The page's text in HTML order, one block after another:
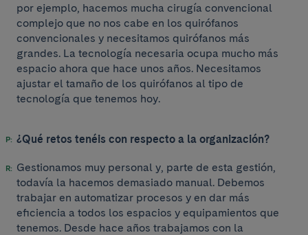
por ejemplo, hacemos mucha cirugía convencional
complejo que no nos cabe en los quirófanos
convencionales y necesitamos quirófanos más
grandes. La tecnología necesaria ocupa mucho más
espacio ahora que hace unos años. Necesitamos
ajustar el tamaño de los quirófanos al tipo de
tecnología que tenemos hoy.
¿Qué retos tenéis con respecto a la organización?
Gestionamos muy personal y, parte de esta gestión,
todavía la hacemos demasiado manual. Debemos
trabajar en automatizar procesos y en dar más
eficiencia a todos los espacios y equipamientos que
tenemos. Desde hace años trabajamos con la